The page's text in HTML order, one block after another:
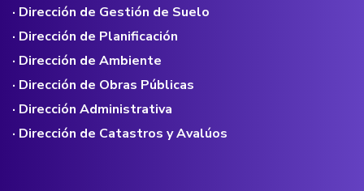
· Dirección de Gestión de Suelo
· Dirección de Planificación
· Dirección de Ambiente
· Dirección de Obras Públicas
· Dirección Administrativa
· Dirección de Catastros y Avalúos